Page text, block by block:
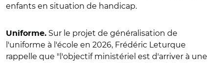
enfants en situation de handicap.
Uniforme. Sur le projet de généralisation de
l'uniforme à l'école en 2026, Frédéric Leturque
rappelle que "l'objectif ministériel est d'arriver à une